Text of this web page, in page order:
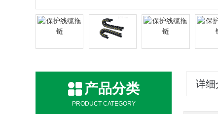
产品分类
PRODUCT CATEGORY
详细